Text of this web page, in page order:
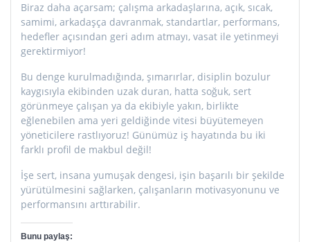
Biraz daha açarsam; çalışma arkadaşlarına, açık, sıcak,
samimi, arkadaşça davranmak, standartlar, performans,
hedefler açısından geri adım atmayı, vasat ile yetinmeyi
gerektirmiyor!
Bu denge kurulmadığında, şımarırlar, disiplin bozulur
kaygısıyla ekibinden uzak duran, hatta soğuk, sert
görünmeye çalışan ya da ekibiyle yakın, birlikte
eğlenebilen ama yeri geldiğinde vitesi büyütemeyen
yöneticilere rastlıyoruz! Günümüz iş hayatında bu iki
farklı profil de makbul değil!
İşe sert, insana yumuşak dengesi, işin başarılı bir şekilde
yürütülmesini sağlarken, çalışanların motivasyonunu ve
performansını arttırabilir.
Bunu paylaş: